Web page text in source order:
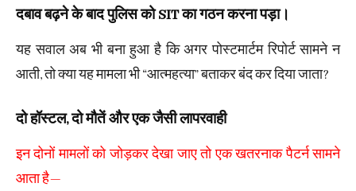
दबाव बढ़ने के बाद पुलिस को SIT का गठन करना पड़ा।
यह सवाल अब भी बना हुआ है कि अगर पोस्टमार्टम रिपोर्ट सामने न
आती, तो क्या यह मामला भी “आत्महत्या” बताकर बंद कर दिया जाता?
दो हॉस्टल, दो मौतें और एक जैसी लापरवाही
इन दोनों मामलों को जोड़कर देखा जाए तो एक खतरनाक पैटर्न सामने
आता है—